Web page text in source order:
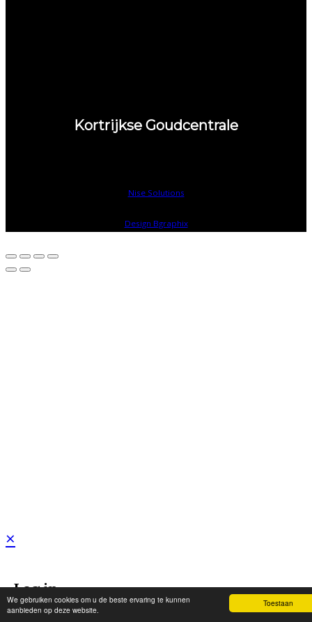
Toestaan
We gebruiken cookies om u de beste ervaring te kunnen
aanbieden op deze website.
Kortrijkse Goudcentrale
Nise Solutions
Design Bgraphix
×
Log in
Gebruikersnaam